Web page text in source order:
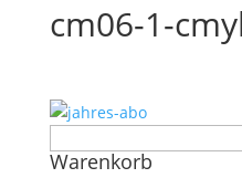
cm06-1-
nach:
Warenkorb